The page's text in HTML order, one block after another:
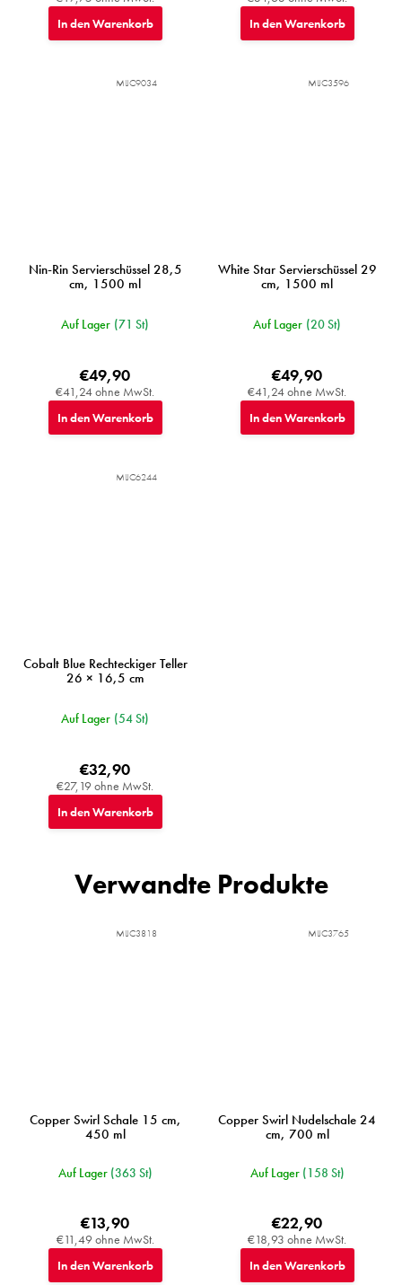
In den Warenkorb
In den Warenkorb
Nin-Rin Servierschüssel 28,5
cm, 1500 ml
Auf Lager (71 St)
€41,24 ohne MwSt.
€49,90
In den Warenkorb
MIJC9034
White Star Servierschüssel 29
cm, 1500 ml
Auf Lager (20 St)
€41,24 ohne MwSt.
€49,90
In den Warenkorb
MIJC3596
Cobalt Blue Rechteckiger Teller
26 × 16,5 cm
Auf Lager (54 St)
€27,19 ohne MwSt.
€32,90
In den Warenkorb
MIJC6244
Verwandte Produkte
Copper Swirl Schale 15 cm,
450 ml
Auf Lager (363 St)
€11,49 ohne MwSt.
€13,90
In den Warenkorb
MIJC3818
Copper Swirl Nudelschale 24
cm, 700 ml
Auf Lager (158 St)
€18,93 ohne MwSt.
€22,90
In den Warenkorb
MIJC3765